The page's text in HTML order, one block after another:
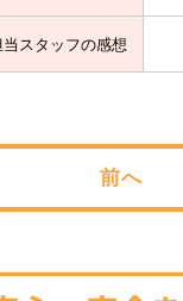
当スタッフの感想
前へ